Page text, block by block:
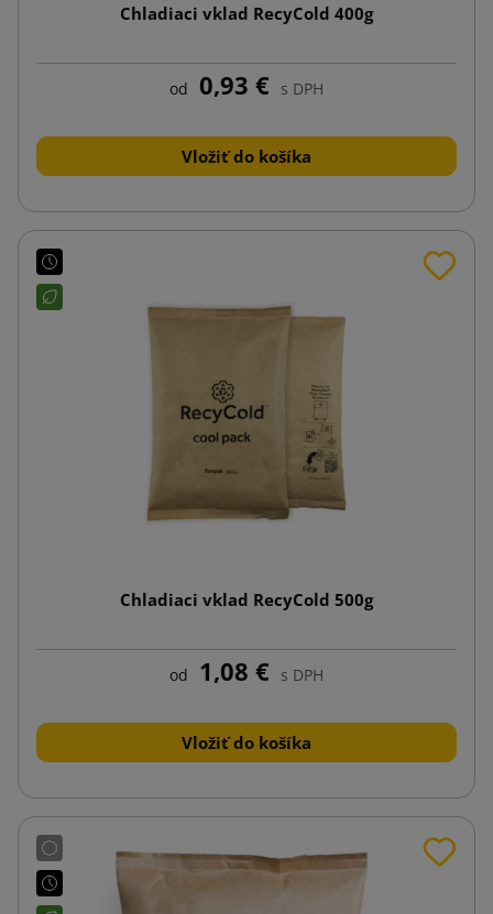
Chladiaci vklad RecyCold 400g
od 0,93 € s DPH
Vložiť do košíka
Chladiaci vklad RecyCold 500g
od 1,08 € s DPH
Vložiť do košíka